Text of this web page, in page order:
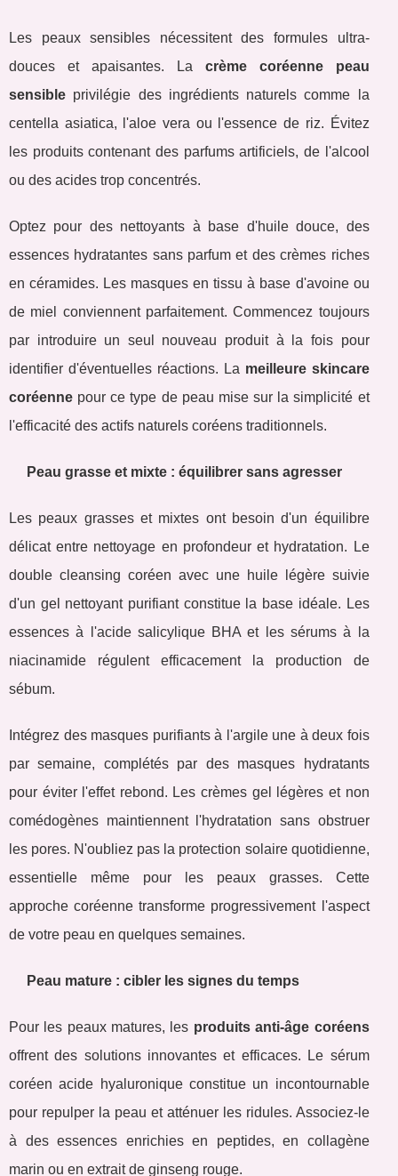
Les peaux sensibles nécessitent des formules ultra-
douces et apaisantes. La crème coréenne peau
sensible privilégie des ingrédients naturels comme la
centella asiatica, l'aloe vera ou l'essence de riz. Évitez
les produits contenant des parfums artificiels, de l'alcool
ou des acides trop concentrés.
Optez pour des nettoyants à base d'huile douce, des
essences hydratantes sans parfum et des crèmes riches
en céramides. Les masques en tissu à base d'avoine ou
de miel conviennent parfaitement. Commencez toujours
par introduire un seul nouveau produit à la fois pour
identifier d'éventuelles réactions. La meilleure skincare
coréenne pour ce type de peau mise sur la simplicité et
l'efficacité des actifs naturels coréens traditionnels.
Peau grasse et mixte : équilibrer sans agresser
Les peaux grasses et mixtes ont besoin d'un équilibre
délicat entre nettoyage en profondeur et hydratation. Le
double cleansing coréen avec une huile légère suivie
d'un gel nettoyant purifiant constitue la base idéale. Les
essences à l'acide salicylique BHA et les sérums à la
niacinamide régulent efficacement la production de
sébum.
Intégrez des masques purifiants à l'argile une à deux fois
par semaine, complétés par des masques hydratants
pour éviter l'effet rebond. Les crèmes gel légères et non
comédogènes maintiennent l'hydratation sans obstruer
les pores. N'oubliez pas la protection solaire quotidienne,
essentielle même pour les peaux grasses. Cette
approche coréenne transforme progressivement l'aspect
de votre peau en quelques semaines.
Peau mature : cibler les signes du temps
Pour les peaux matures, les produits anti-âge coréens
offrent des solutions innovantes et efficaces. Le sérum
coréen acide hyaluronique constitue un incontournable
pour repulper la peau et atténuer les ridules. Associez-le
à des essences enrichies en peptides, en collagène
marin ou en extrait de ginseng rouge.